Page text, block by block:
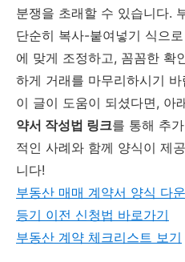
분쟁을 초래할 수 있습니다.
단순히 복사-붙여넣기 식으
에 맞게 조정하고, 꼼꼼한 확
하게 거래를 마무리하시기 바
이 글이 도움이 되셨다면, 아
약서 작성법 링크를 통해 추
적인 사례와 함께 양식이 제
니다!
부동산 매매 계약서 양식 다
등기 이전 신청법 바로가기
부동산 계약 체크리스트 보기